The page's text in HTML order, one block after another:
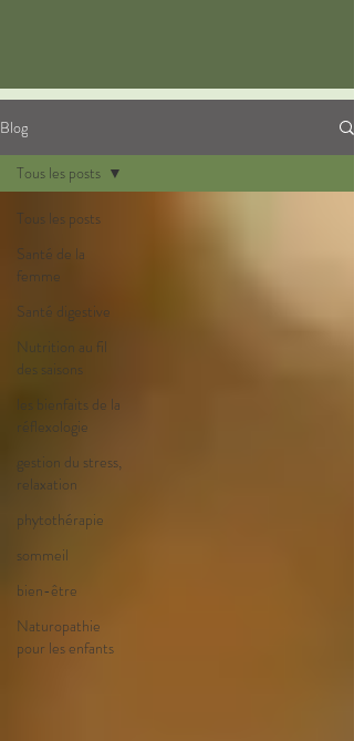
Blog
Tous les posts
Santé de la
femme
Santé digestive
Nutrition au fil
des saisons
les bienfaits de la
réflexologie
gestion du stress,
relaxation
phytothérapie
sommeil
bien-être
Naturopathie
pour les enfants
Tous les posts